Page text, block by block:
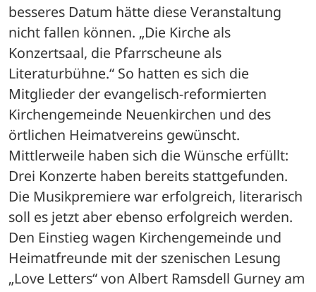
besseres Datum hätte diese Veranstaltung
nicht fallen können. „Die Kirche als
Konzertsaal, die Pfarrscheune als
Literaturbühne.“ So hatten es sich die
Mitglieder der evangelisch-reformierten
Kirchengemeinde Neuenkirchen und des
örtlichen Heimatvereins gewünscht.
Mittlerweile haben sich die Wünsche erfüllt:
Drei Konzerte haben bereits stattgefunden.
Die Musikpremiere war erfolgreich, literarisch
soll es jetzt aber ebenso erfolgreich werden.
Den Einstieg wagen Kirchengemeinde und
Heimatfreunde mit der szenischen Lesung
„Love Letters“ von Albert Ramsdell Gurney am